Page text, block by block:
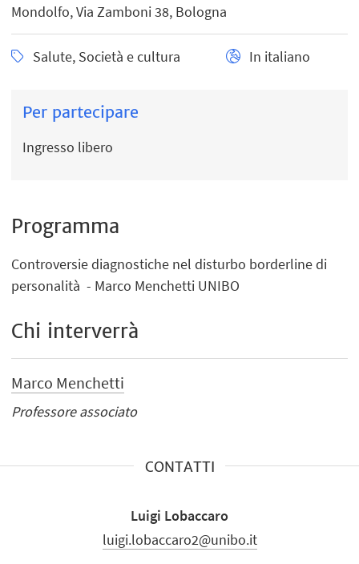
Mondolfo, Via Zamboni 38, Bologna
Salute, Società e cultura In italiano
Per partecipare
Ingresso libero
Programma
Controversie diagnostiche nel disturbo borderline di
personalità - Marco Menchetti UNIBO
Chi interverrà
Marco Menchetti
Professore associato
CONTATTI
Luigi Lobaccaro
luigi.lobaccaro2@unibo.it